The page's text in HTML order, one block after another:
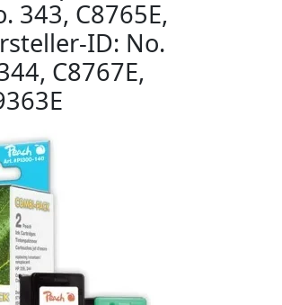
343, C8765E,
ID: No.
C8767E,